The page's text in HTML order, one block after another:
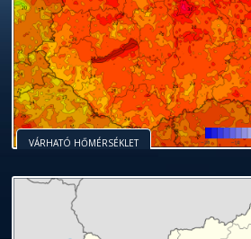
VÁRHATÓ HŐMÉRSÉKLET